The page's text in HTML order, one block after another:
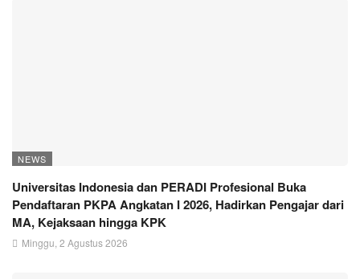
NEWS
Universitas Indonesia dan PERADI Profesional Buka
Pendaftaran PKPA Angkatan I 2026, Hadirkan Pengajar dari
MA, Kejaksaan hingga KPK
Minggu, 2 Agustus 2026